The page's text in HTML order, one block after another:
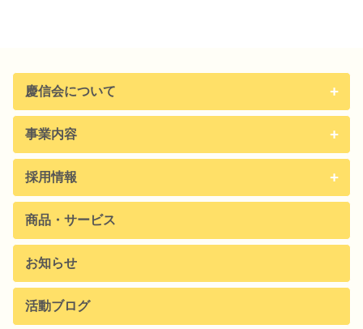
慶信会について
事業内容
採用情報
商品・サービス
お知らせ
活動ブログ